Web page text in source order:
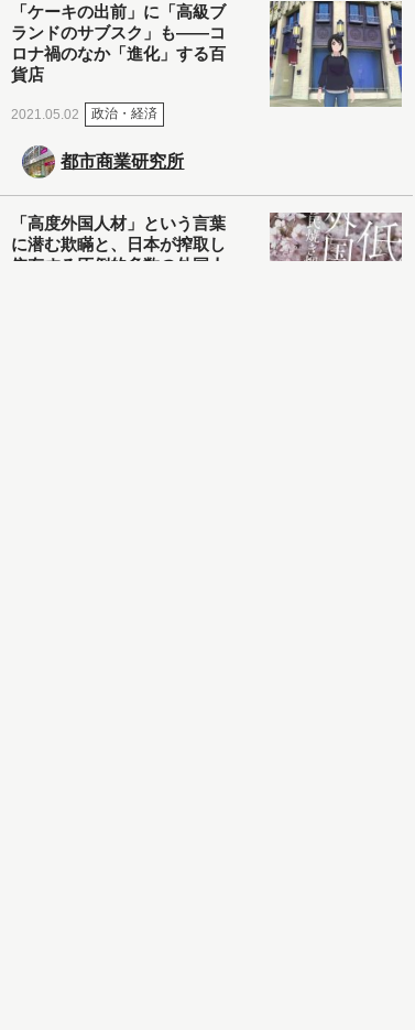
「ケーキの出前」に「高級ブ
ランドのサブスク」も――コ
ロナ禍のなか「進化」する百
貨店
2021.05.02 政治・経済
都市商業研究所
「高度外国人材」という言葉
に潜む欺瞞と、日本が搾取し
依存する圧倒的多数の外国人